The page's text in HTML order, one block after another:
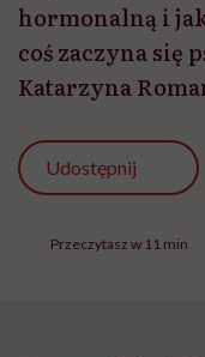
hormonalną i
coś zaczyna się
Katarzyna
Udostępnij
Przeczytasz w 11 min